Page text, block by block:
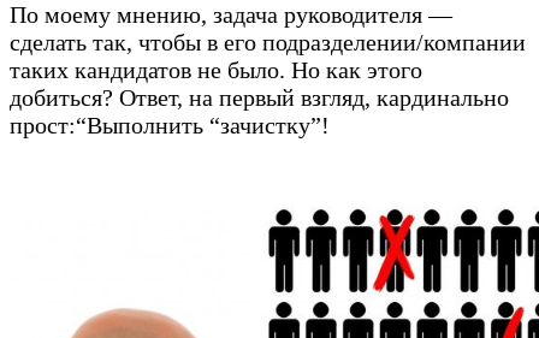
По моему мнению, задача руководителя —
сделать так, чтобы в его подразделении/компании
таких кандидатов не было. Но как этого
добиться? Ответ, на первый взгляд, кардинально
прост:“Выполнить “зачистку”!